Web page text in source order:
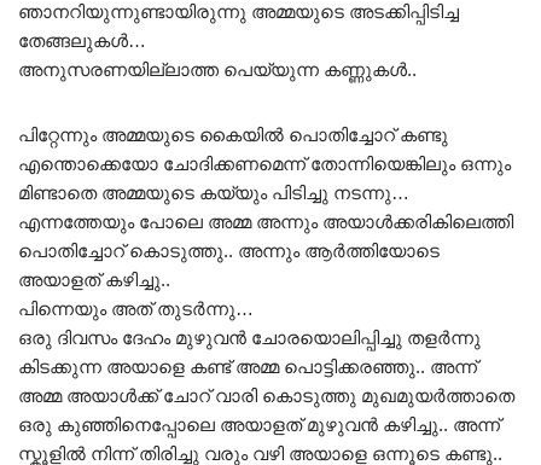
ഞാനറിയുന്നുണ്ടായിരുന്നു അമ്മയുടെ അടക്കിപ്പിടിച്ച
തേങ്ങലുകൾ…
അനുസരണയില്ലാത്ത പെയ്യുന്ന കണ്ണുകൾ..
പിറ്റേന്നും അമ്മയുടെ കൈയിൽ പൊതിച്ചോറ് കണ്ടു
എന്തൊക്കെയോ ചോദിക്കണമെന്ന് തോന്നിയെങ്കിലും ഒന്നും
മിണ്ടാതെ അമ്മയുടെ കയ്യും പിടിച്ചു നടന്നു…
എന്നത്തേയും പോലെ അമ്മ അന്നും അയാൾക്കരികിലെത്തി
പൊതിച്ചോറ് കൊടുത്തു.. അന്നും ആർത്തിയോടെ
അയാളത് കഴിച്ചു..
പിന്നെയും അത് തുടർന്നു…
ഒരു ദിവസം ദേഹം മുഴുവൻ ചോരയൊലിപ്പിച്ചു തളർന്നു
കിടക്കുന്ന അയാളെ കണ്ട് അമ്മ പൊട്ടിക്കരഞ്ഞു.. അന്ന്
അമ്മ അയാൾക്ക്‌ ചോറ് വാരി കൊടുത്തു മുഖമുയർത്താതെ
ഒരു കുഞ്ഞിനെപ്പോലെ അയാളത് മുഴുവൻ കഴിച്ചു.. അന്ന്
സ്കൂളിൽ നിന്ന് തിരിച്ചു വരും വഴി അയാളെ ഒന്നൂടെ കണ്ടു..